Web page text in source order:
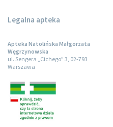
Legalna apteka
Apteka Natolińska Małgorzata
Węgrzynowska
ul. Sengera „Cichego” 3, 02-793
Warszawa